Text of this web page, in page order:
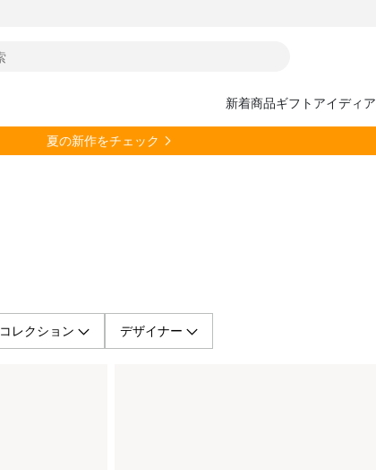
新着商品ギフトアイディア
夏の新作をチェック
コレクション デザイナー